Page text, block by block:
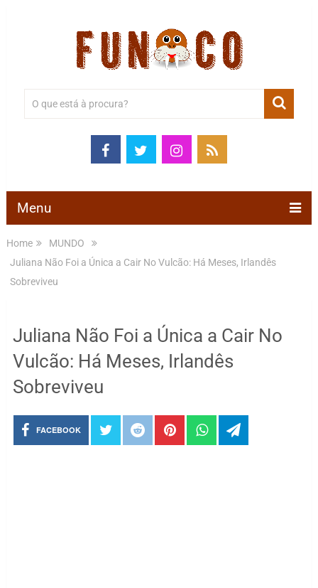
Menu
Home
MUNDO
Juliana Não Foi a Única a Cair No Vulcão: Há Meses, Irlandês
Sobreviveu
Juliana Não Foi a Única a Cair No
Vulcão: Há Meses, Irlandês
Sobreviveu
FACEBOOK